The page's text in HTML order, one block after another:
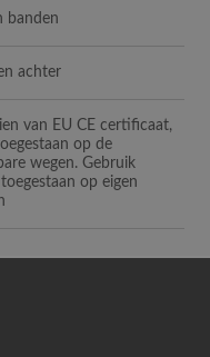
banden
achter
van EU CE certificaat,
op de
wegen. Gebruik
op eigen